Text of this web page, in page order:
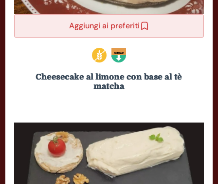
Aggiungi ai preferiti
Cheesecake al limone con base al tè
matcha